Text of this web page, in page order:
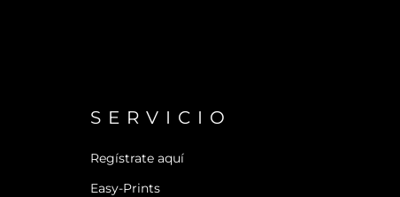
SERVICIO
Regístrate aquí
Easy-Prints